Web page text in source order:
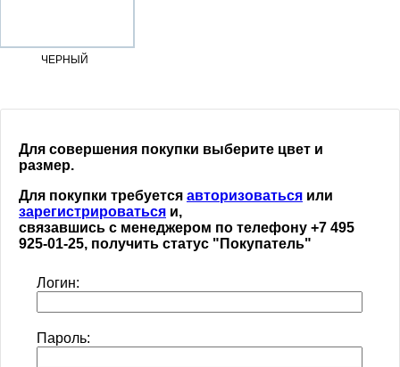
ЧЕРНЫЙ
Для совершения покупки выберите цвет и
размер.
Для покупки требуется авторизоваться или
зарегистрироваться и,
связавшись с менеджером по телефону +7 495
925-01-25, получить статус "Покупатель"
Логин:
Пароль: